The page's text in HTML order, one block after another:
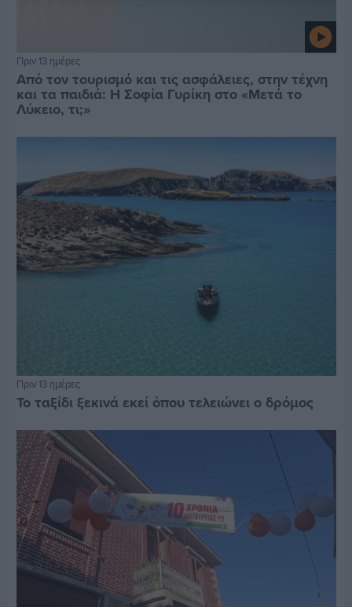
Πριν 13 ημέρες
Από τον τουρισμό και τις ασφάλειες, στην τέχνη
και τα παιδιά: Η Σοφία Γυρίκη στο «Μετά το
Λύκειο, τι;»
Πριν 13 ημέρες
Το ταξίδι ξεκινά εκεί όπου τελειώνει ο δρόμος